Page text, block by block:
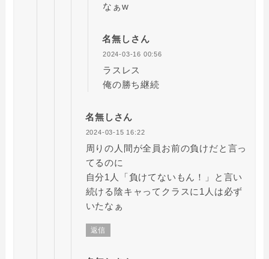
なぁw
名無しさん
2024-03-16 00:56
ラスレス
俺の勝ち継続
名無しさん
2024-03-15 16:22
周りの人間が全員お前の負けだと言っ
てるのに
自分1人「負けてないもん！」と言い
続ける陰キャってクラスに1人は必ず
いたなぁ
返信